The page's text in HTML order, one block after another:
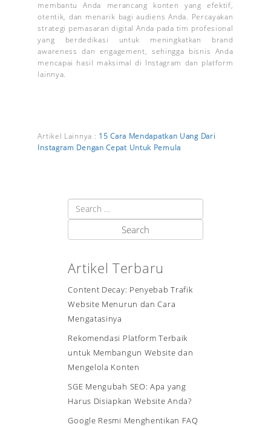
membantu Anda merancang konten yang efektif,
otentik, dan menarik bagi audiens Anda. Percayakan
strategi pemasaran digital Anda pada tim profesional
yang berdedikasi untuk meningkatkan brand
awareness dan engagement, sehingga bisnis Anda
mencapai hasil maksimal di Instagram dan platform
lainnya.
Artikel Lainnya : 15 Cara Mendapatkan Uang Dari
Instagram Dengan Cepat Untuk Pemula
Artikel Terbaru
Content Decay: Penyebab Trafik
Website Menurun dan Cara
Mengatasinya
Rekomendasi Platform Terbaik
untuk Membangun Website dan
Mengelola Konten
SGE Mengubah SEO: Apa yang
Harus Disiapkan Website Anda?
Google Resmi Menghentikan FAQ